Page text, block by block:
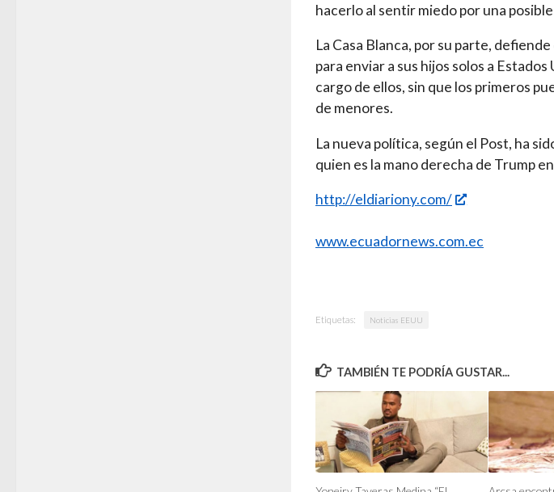
hacerlo al sentir miedo por una
La Casa Blanca, por su parte,
para enviar a sus hijos solos a
cargo de ellos, sin que los primeros
de menores.
La nueva política, según el Post, ha
quien es la mano derecha de Trump
http://eldiariony.com/
www.ecuadornews.com.ec
Etiquetas: Noticias EEUU
TAMBIÉN TE PODRÍA GUSTAR...